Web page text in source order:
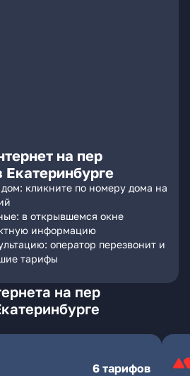
на пер
кликните по номеру дома на
в открывшемся окне
информацию
оператор перезвонит и
тарифы
на пер
6 тарифов